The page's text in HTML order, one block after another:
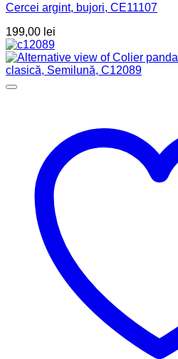
Cercei argint, bujori, CE11107
199,00 lei